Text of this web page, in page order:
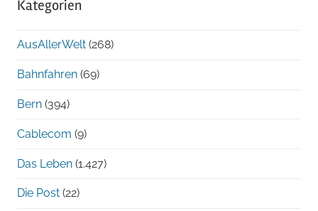
chronologisch
Kategorien
AusAllerWelt (268)
Bahnfahren (69)
Bern (394)
Cablecom (9)
Das Leben (1.427)
Die Post (22)